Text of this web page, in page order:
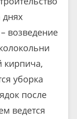
возведение
кирпича,
уборка
после
ведется